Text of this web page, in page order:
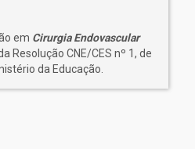
em Cirurgia Endovascular
Resolução CNE/CES nº 1, de
da Educação.